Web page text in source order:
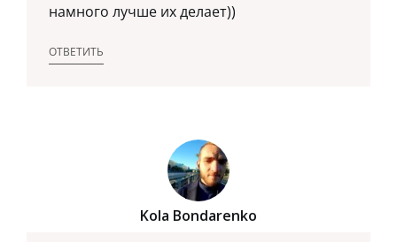
намного лучше их делает))
ОТВЕТИТЬ
Kola Bondarenko